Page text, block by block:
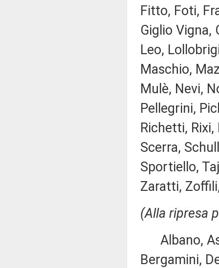
Fitto, Foti,
Giglio Vigna,
Leo,
Maschio,
Mulè, Nevi,
Pellegrini,
Richetti, Rixi,
Scerra,
Sportiello,
Zaratti,
(Alla ripresa
Albano,
Bergamini,